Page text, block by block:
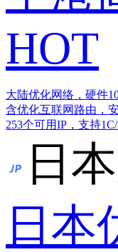
HOT
大陆优化网络，硬件
含优化互联网路由，
253个可用IP，支持
日
日本